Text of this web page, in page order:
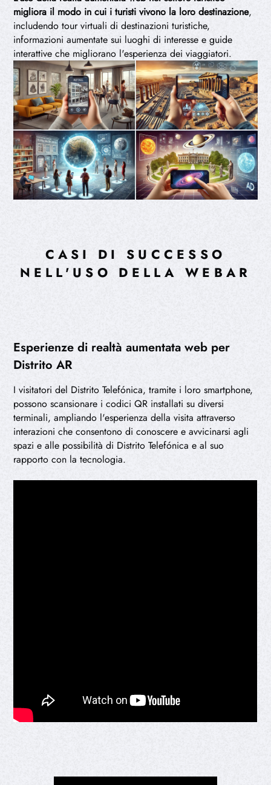
migliora il modo in cui i turisti vivono la loro destinazione,
includendo tour virtuali di destinazioni turistiche,
informazioni aumentate sui luoghi di interesse e guide
interattive che migliorano l'esperienza dei viaggiatori.
CASI DI SUCCESSO
NELL'USO DELLA WEBAR
Esperienze di realtà aumentata web per
Distrito AR
I visitatori del Distrito Telefónica, tramite i loro smartphone,
possono scansionare i codici QR installati su diversi
terminali, ampliando l'esperienza della visita attraverso
interazioni che consentono di conoscere e avvicinarsi agli
spazi e alle possibilità di Distrito Telefónica e al suo
rapporto con la tecnologia.